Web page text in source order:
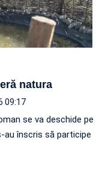
natura
09:17
se va deschide pe
au înscris să participe